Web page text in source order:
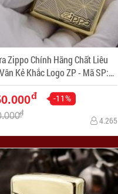
Zippo Chính Hãng Chất Liêu
Kẻ Khắc Logo ZP - Mã SP:
254
đ -11%
đ
4.265